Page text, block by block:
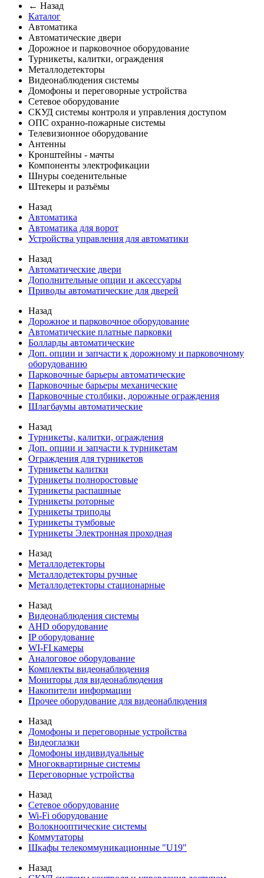
← Назад
Каталог
Автоматика
Автоматические двери
Дорожное и парковочное оборудование
Турникеты, калитки, ограждения
Металлодетекторы
Видеонаблюдения cистемы
Домофоны и переговорные устройства
Сетевое оборудование
СКУД системы контроля и управления доступом
ОПС охранно-пожарные системы
Телевизионное оборудование
Антенны
Кронштейны - мачты
Компоненты электрофикации
Шнуры соеденительные
Штекеры и разъёмы
Назад
Автоматика
Автоматика для ворот
Устройства управления для автоматики
Назад
Автоматические двери
Дополнительные опции и аксессуары
Приводы автоматические для дверей
Назад
Дорожное и парковочное оборудование
Автоматические платные парковки
Болларды автоматические
Доп. опции и запчасти к дорожному и парковочному
оборудованию
Парковочные барьеры автоматические
Парковочные барьеры механические
Парковочные столбики, дорожные ограждения
Шлагбаумы автоматические
Назад
Турникеты, калитки, ограждения
Доп. опции и запчасти к турникетам
Ограждения для турникетов
Турникеты калитки
Турникеты полноростовые
Турникеты распашные
Турникеты роторные
Турникеты триподы
Турникеты тумбовые
Турникеты Электронная проходная
Назад
Металлодетекторы
Металлодетекторы ручные
Металлодетекторы стационарные
Назад
Видеонаблюдения cистемы
AHD оборудование
IP оборудование
WI-FI камеры
Аналоговое оборудование
Комплекты видеонаблюдения
Мониторы для видеонаблюдения
Накопители информации
Прочее оборудование для видеонаблюдения
Назад
Домофоны и переговорные устройства
Видеоглазки
Домофоны индивидуальные
Многоквартирные системы
Переговорные устройства
Назад
Сетевое оборудование
Wi-Fi оборудование
Волокнооптические системы
Коммутаторы
Шкафы телекоммуникационные "U19"
Назад